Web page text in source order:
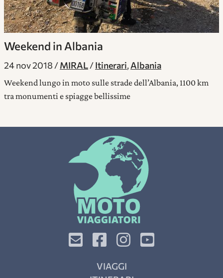
Weekend in Albania
24 nov 2018 MIRAL Itinerari,Albania
Weekend lungo in moto sulle strade dell’Albania, 1100 km
tra monumenti e spiagge bellissime
VIAGGI